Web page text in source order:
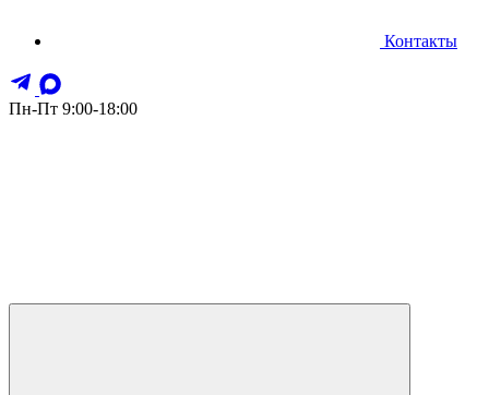
Контакты
Пн-Пт 9:00-18:00